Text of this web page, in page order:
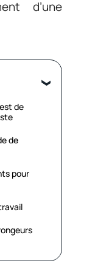
d’une
de
de
pour